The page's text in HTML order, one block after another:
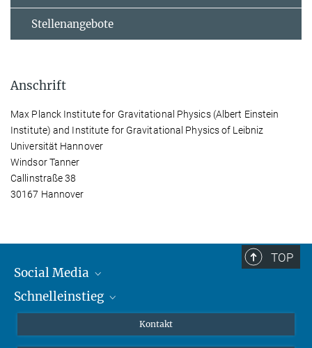
Stellenangebote
Anschrift
Max Planck Institute for Gravitational Physics (Albert Einstein
Institute) and Institute for Gravitational Physics of Leibniz
Universität Hannover
Windsor Tanner
Callinstraße 38
30167 Hannover
TOP
Social Media
Mastodon
Schnelleinstieg
Studierende
Kontakt